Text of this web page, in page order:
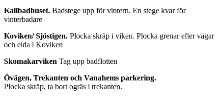
Kallbadhuset. Badstege upp för vintern. En stege kvar för
vinterbadare
Koviken/ Sjöstigen. Plocka skräp i viken. Plocka grenar efter vägar
och elda i Koviken
Skomakarviken Tag upp badflotten
Övägen, Trekanten och Vanahems parkering.
Plocka skräp, ta bort ogräs i trekanten.